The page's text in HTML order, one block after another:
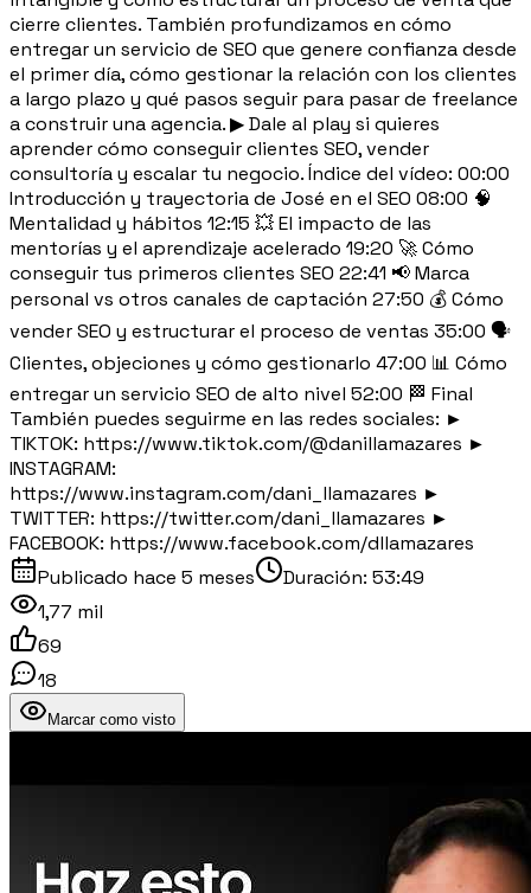
cierre clientes. También profundizamos en cómo
entregar un servicio de SEO que genere confianza desde
el primer día, cómo gestionar la relación con los clientes
a largo plazo y qué pasos seguir para pasar de freelance
a construir una agencia. ▶ Dale al play si quieres
aprender cómo conseguir clientes SEO, vender
consultoría y escalar tu negocio. Índice del vídeo: 00:00
Introducción y trayectoria de José en el SEO 08:00 🧠
Mentalidad y hábitos 12:15 💥 El impacto de las
mentorías y el aprendizaje acelerado 19:20 🚀 Cómo
conseguir tus primeros clientes SEO 22:41 📢 Marca
personal vs otros canales de captación 27:50 💰 Cómo
vender SEO y estructurar el proceso de ventas 35:00 🗣
Clientes, objeciones y cómo gestionarlo 47:00 📊 Cómo
entregar un servicio SEO de alto nivel 52:00 🏁 Final
También puedes seguirme en las redes sociales: ►
TIKTOK: https://www.tiktok.com/@danillamazares ►
INSTAGRAM:
https://www.instagram.com/dani_llamazares ►
TWITTER: https://twitter.com/dani_llamazares ►
FACEBOOK: https://www.facebook.com/dllamazares
Publicado hace 5 meses Duración: 53:49
1,77 mil
69
18
Marcar como visto